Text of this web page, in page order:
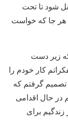
شود تا تحت
هر جا که خواست
زیر دست
کار خودم را
تصمیم گرفتم که
در حال اقدامی
برای